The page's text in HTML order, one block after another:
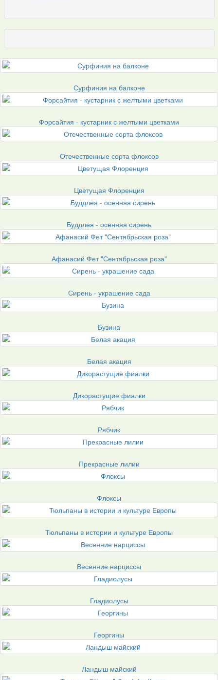
Сурфиния на балконе
Форсайтия - кустарник с желтыми цветками
Отечественные сорта флоксов
Цветущая Флоренция
Буддлея - осенняя сирень
Афанасий Фет "Сентябрьская роза"
Сирень - украшение сада
Бузина
Белая акация
Дикорастущие фиалки
Рябчик
Прекрасные лилии
Флоксы
Тюльпаны в истории и культуре Европы
Весенние нарциссы
Гладиолусы
Георгины
Ландыш майский